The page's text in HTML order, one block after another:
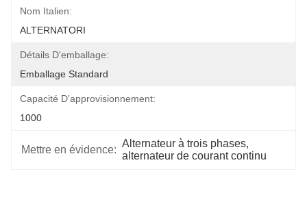
Nom Italien:
ALTERNATORI
Détails D'emballage:
Emballage Standard
Capacité D'approvisionnement:
1000
Mettre en évidence:
Alternateur à trois phases,
alternateur de courant continu